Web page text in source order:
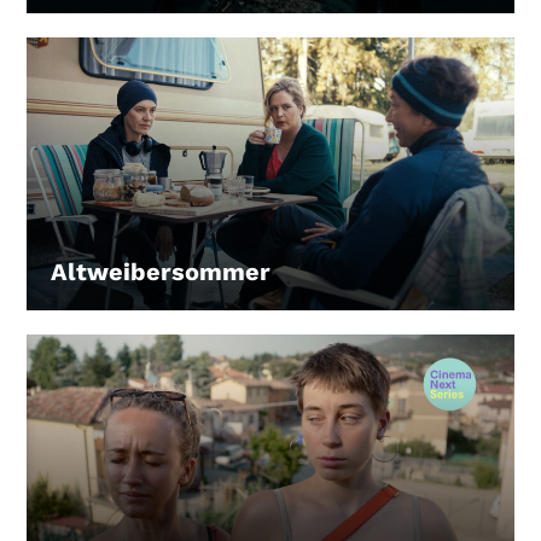
Altweibersommer
LEIHEN